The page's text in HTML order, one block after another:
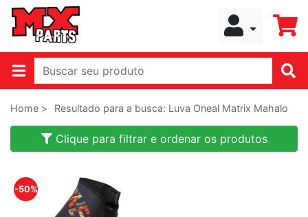
Home > Resultado para a busca: Luva Oneal Matrix Mahalo
Clique para filtrar e ordenar os produtos
-50%